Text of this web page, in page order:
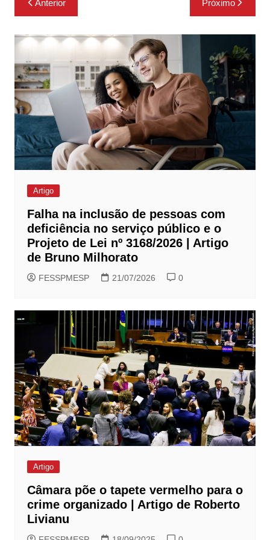
de
Post
Anterior Próximo
Artigo
Falha na inclusão de pessoas com
deficiência no serviço público e o
Projeto de Lei nº 3168/2026 | Artigo
de Bruno Milhorato
FESSPMESP 21/07/2026 0
Artigo
Câmara põe o tapete vermelho para o
crime organizado | Artigo de Roberto
Livianu